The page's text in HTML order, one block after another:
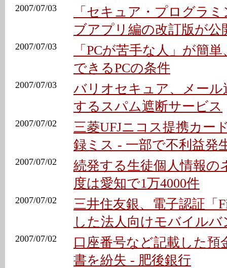
2007/07/03
「セキュア・プログラ
ブアプリ編の改訂版が公
2007/07/03
「PCが苦手な人」が簡
できるPCの条件
2007/07/03
バリオセキュア、メール
するスパム遮断サービス
2007/07/02
三菱UFJニコス提携カー
録ミス - 一部で不利益発
2007/07/02
続発する生徒個人情報の
度は愛知で1万4000件
2007/07/02
三井住友銀、電子認証「
した法人向けモバイル
2007/07/02
口座番号など記載した預
書を紛失 - 肥後銀行